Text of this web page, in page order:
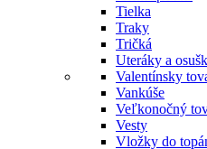
Tielka
Traky
Tričká
Uteráky a
Valentínsky
Vankúše
Veľkonočný
Vesty
Vložky do